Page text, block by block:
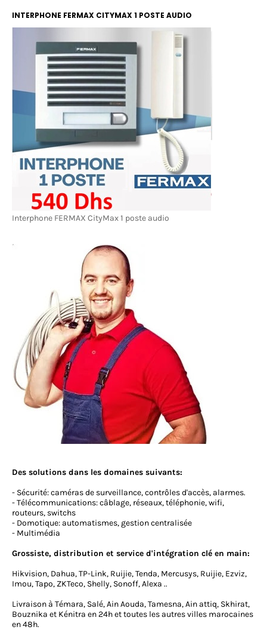
INTERPHONE FERMAX CITYMAX 1 POSTE AUDIO
Interphone FERMAX CityMax 1 poste audio
Des solutions dans les domaines suivants:
- Sécurité: caméras de surveillance, contrôles d'accès, alarmes.
- Télécommunications: câblage, réseaux, téléphonie, wifi,
routeurs, switchs
- Domotique: automatismes, gestion centralisée
- Multimédia
Grossiste, distribution et service d'intégration clé en main:
Hikvision, Dahua, TP-Link, Ruijie, Tenda, Mercusys, Ruijie, Ezviz,
Imou, Tapo, ZKTeco, Shelly, Sonoff, Alexa ..
Livraison à Témara, Salé, Ain Aouda, Tamesna, Ain attiq, Skhirat,
Bouznika et Kénitra en 24h et toutes les autres villes marocaines
en 48h.